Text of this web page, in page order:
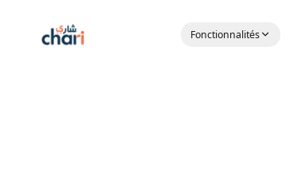
Fonctionnalités